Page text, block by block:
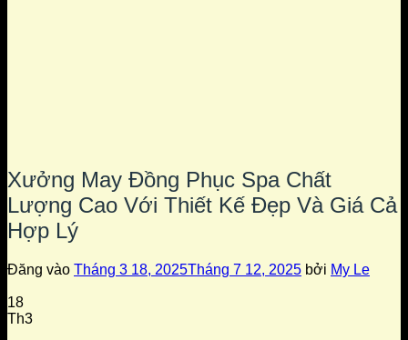
Xưởng May Đồng Phục Spa Chất
Lượng Cao Với Thiết Kế Đẹp Và Giá Cả
Hợp Lý
Đăng vào Tháng 3 18, 2025Tháng 7 12, 2025 bởi My Le
18
Th3